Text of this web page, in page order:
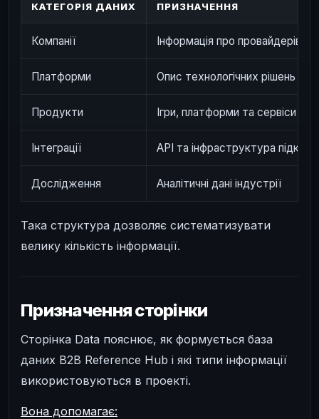
КАТЕГОРІЯ ДАНИХ ПРИЗНАЧЕННЯ
Компанії Інформація про провайдерів і
Платформи Опис технологічних рішень
Продукти Ігри, платформи та сервіси
Інтеграції API та інфраструктура
Дослідження Аналітичні дані індустрії
Така структура дозволяє систематизувати
велику кількість інформації.
Призначення сторінки
Сторінка Data пояснює, як формується база
даних B2B Reference Hub і які типи інформації
використовуються в проекті.
Вона допомагає: